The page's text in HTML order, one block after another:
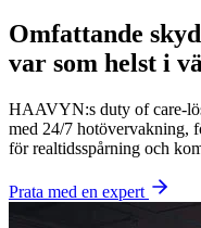
Omfattande
var som helst i
HAAVYN:s duty of care-
med 24/7 hotövervakning,
för realtidsspårning och
Prata med en expert